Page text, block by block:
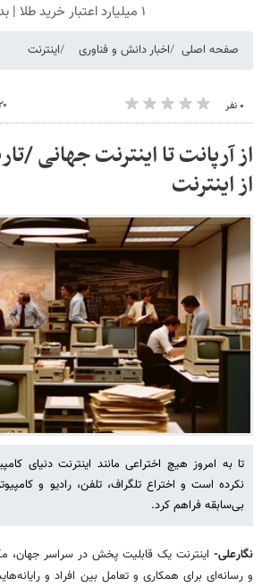
۱ میلیارد اعتبار خرید طلا | بدون ضامن و چک
صفحه اصلی اخبار دانش و فناوری اینترنت
۰ نفر ۲۰ بهمن
از آرپانت تا اینترنت جهانی /
از اینترنت
تا به امروز هیچ اختراعی مانند اینترنت دنیای
نکرده است و اختراع تلگراف، تلفن، رادیو و
بی‌سابقه فراهم کرد.
نگارعلی- اینترنت یک قابلیت پخش در سراسر جهان،
و رسانه‌ای برای همکاری و تعامل بین افراد و